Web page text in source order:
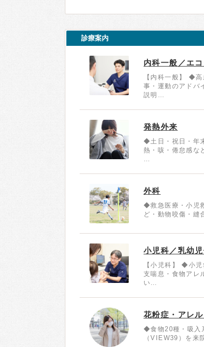
診療案内
内科一般／エ
【内科一般】 ◆
事・運動のアドバ
説明…
発熱外来
◆土日・祝日・年
熱・咳・倦怠感な
…
外科
◆救急医療・小児
ど・動物咬傷・
小児科／乳幼
【小児科】 ◆小
支喘息・食物アレ
い…
花粉症・アレ
◆食物20種・吸入
（VIEW39）を